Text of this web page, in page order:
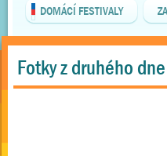
DOMÁCÍ FESTIVALY
Fotky z druhého